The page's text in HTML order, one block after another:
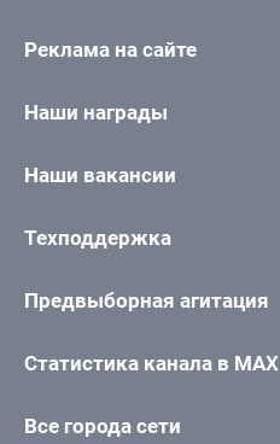
Реклама на сайте
Наши награды
Наши вакансии
Техподдержка
Предвыборная агитация
Статистика канала в MAX
Все города сети